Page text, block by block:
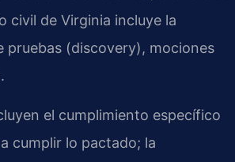
civil de Virginia incluye la
pruebas (discovery), mociones
el cumplimiento específico
cumplir lo pactado; la